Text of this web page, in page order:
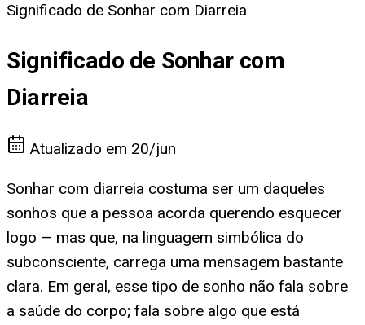
Significado de Sonhar com Diarreia
Significado de Sonhar com
Diarreia
Atualizado em 20/jun
Sonhar com diarreia costuma ser um daqueles
sonhos que a pessoa acorda querendo esquecer
logo — mas que, na linguagem simbólica do
subconsciente, carrega uma mensagem bastante
clara. Em geral, esse tipo de sonho não fala sobre
a saúde do corpo; fala sobre algo que está